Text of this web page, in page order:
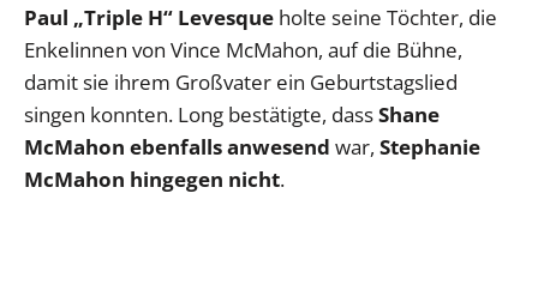
Paul „Triple H“ Levesque holte seine Töchter, die
Enkelinnen von Vince McMahon, auf die Bühne,
damit sie ihrem Großvater ein Geburtstagslied
singen konnten. Long bestätigte, dassShane
McMahon ebenfalls anwesend war, Stephanie
McMahon hingegen nicht.